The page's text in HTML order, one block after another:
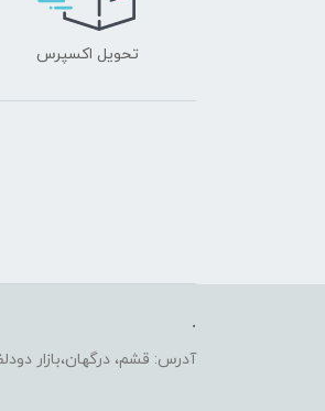
تحویل اکسپرس
.
آدرس: قشم، درگهان،بازار دودلفين،